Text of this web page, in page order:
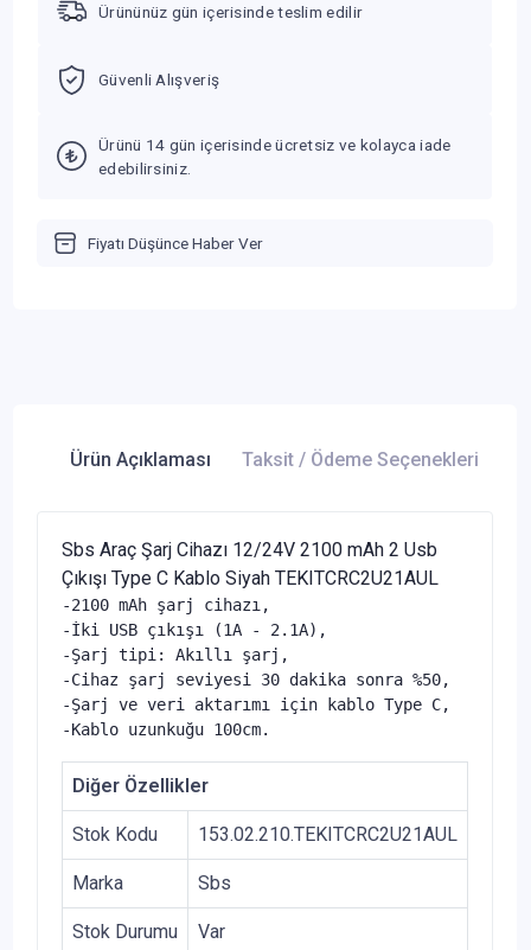
Ürününüz gün içerisinde teslim edilir
Güvenli Alışveriş
Ürünü 14 gün içerisinde ücretsiz ve kolayca iade
edebilirsiniz.
Fiyatı Düşünce Haber Ver
Ürün Açıklaması Taksit / Ödeme Seçenekleri
Sbs Araç Şarj Cihazı 12/24V 2100 mAh 2 Usb
Çıkışı Type C Kablo Siyah TEKITCRC2U21AUL
-2100 mAh şarj cihazı,
-İki USB çıkışı (1A - 2.1A),
-Şarj tipi: Akıllı şarj,
-Cihaz şarj seviyesi 30 dakika sonra %50,
-Şarj ve veri aktarımı için kablo Type C,
-Kablo uzunkuğu 100cm.
Diğer Özellikler
Stok Kodu 153.02.210.TEKITCRC2U21AUL
Marka Sbs
Stok Durumu Var